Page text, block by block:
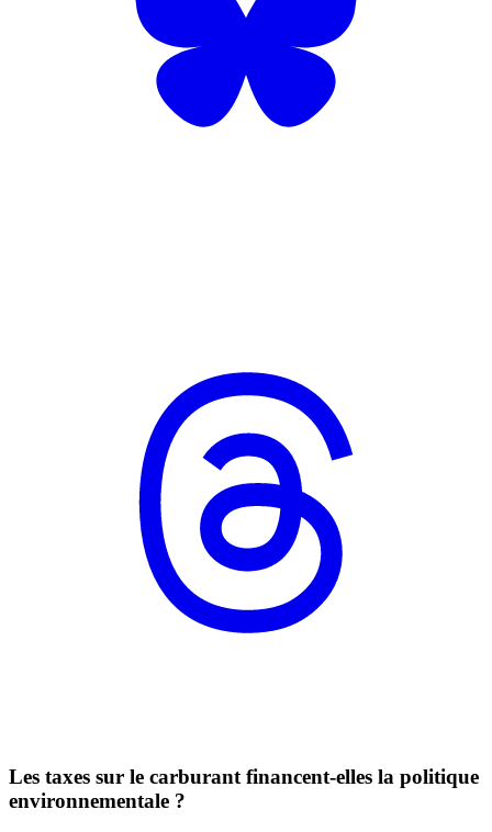
Les taxes sur le carburant financent-elles la politique
environnementale ?